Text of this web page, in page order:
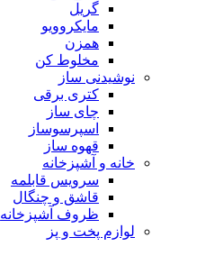
گریل
مایکروویو
همزن
مخلوط کن
نوشیدنی ساز
کتری برقی
چای ساز
اسپرسوساز
قهوه ساز
خانه و آشپزخانه
سرویس قابلمه
قاشق و چنگال
ظروف آشپزخانه
لوازم پخت و پز